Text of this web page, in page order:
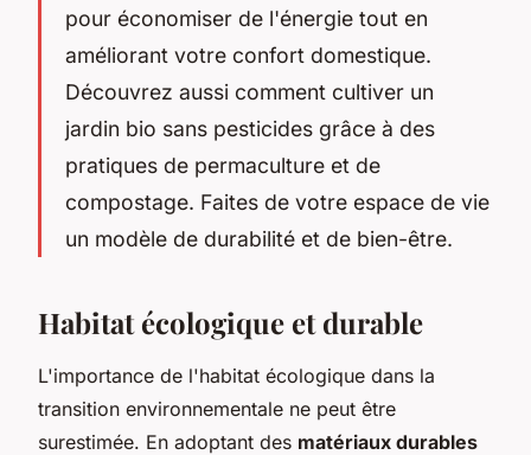
pour économiser de l'énergie tout en
améliorant votre confort domestique.
Découvrez aussi comment cultiver un
jardin bio sans pesticides grâce à des
pratiques de permaculture et de
compostage. Faites de votre espace de vie
un modèle de durabilité et de bien-être.
Habitat écologique et durable
L'importance de l'habitat écologique dans la
transition environnementale ne peut être
surestimée. En adoptant des matériaux durables